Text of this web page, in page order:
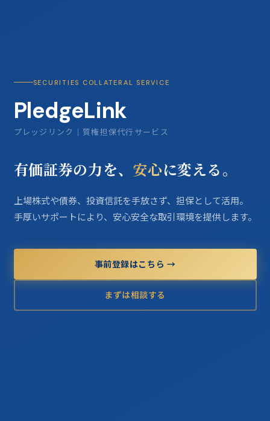
SECURITIES COLLATERAL SERVICE
PledgeLink
プレッジリンク｜質権担保代行サービス
有価証券の力を、 安心に変える。
上場株式や債券、投資信託を手放さず、担保として活用。
手厚いサポートにより、安心安全な取引環境を提供します。
事前登録はこちら →
まずは相談する